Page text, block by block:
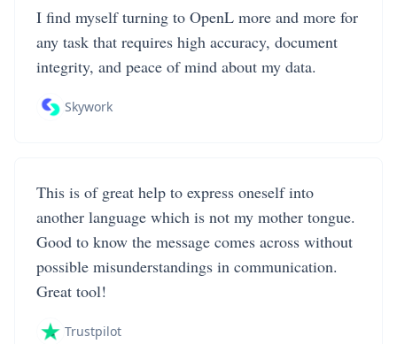
I find myself turning to OpenL more and more for
any task that requires high accuracy, document
integrity, and peace of mind about my data.
Skywork
This is of great help to express oneself into
another language which is not my mother tongue.
Good to know the message comes across without
possible misunderstandings in communication.
Great tool!
Trustpilot